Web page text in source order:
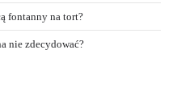
fontanny na tort?
nie zdecydować?